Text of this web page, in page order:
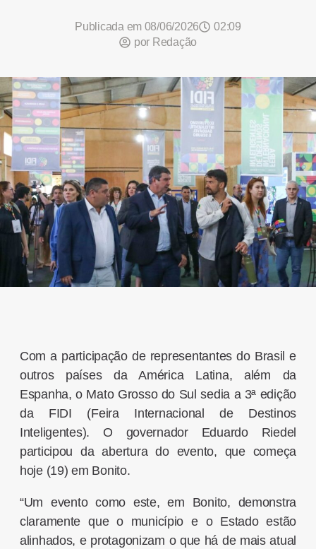
Publicada em 08/06/2026
02:09
por Redação
Com a participação de representantes do Brasil e
outros países da América Latina, além da
Espanha, o Mato Grosso do Sul sedia a 3ª edição
da FIDI (Feira Internacional de Destinos
Inteligentes). O governador Eduardo Riedel
participou da abertura do evento, que começa
hoje (19) em Bonito.
“Um evento como este, em Bonito, demonstra
claramente que o município e o Estado estão
alinhados, e protagonizam o que há de mais atual